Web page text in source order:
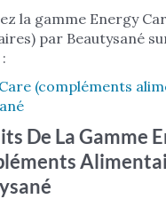
la gamme Energy
par Beautysané
(compléments
De La Gamme